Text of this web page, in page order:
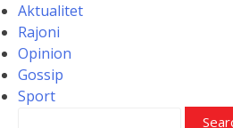
Aktualitet
Rajoni
Opinion
Gossip
Sport